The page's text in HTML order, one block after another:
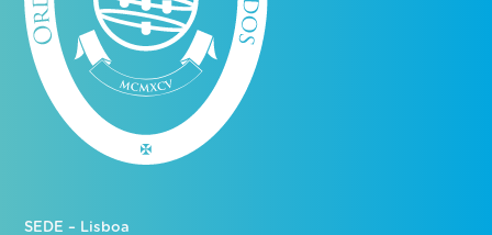
SEDE – Lisboa